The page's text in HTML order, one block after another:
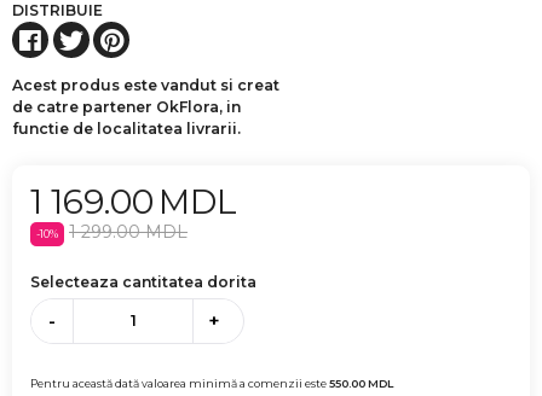
DISTRIBUIE
Acest produs este vandut si creat
de catre partener OkFlora, in
functie de localitatea livrarii.
1 169.00 MDL
-10% 1 299.00 MDL
Selecteaza cantitatea dorita
- +
Pentru această dată valoarea minimă a comenzii este550.00MDL